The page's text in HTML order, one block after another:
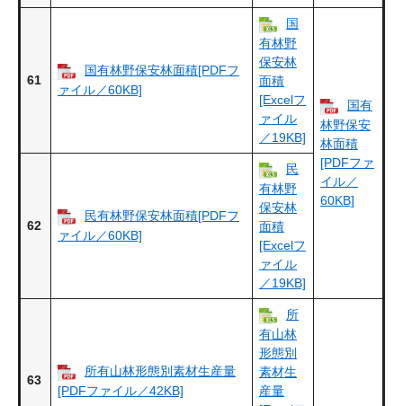
61
国有林野保安林面積[PDFフ
ァイル／60KB]
国
有林野
保安林
面積
[Excelフ
ァイル
／19KB]
国有
林野保安
林面積
[PDFファ
イル／
60KB]
62
民有林野保安林面積[PDFフ
ァイル／60KB]
民
有林野
保安林
面積
[Excelフ
ァイル
／19KB]
63
所有山林形態別素材生産量
[PDFファイル／42KB]
所
有山林
形態別
素材生
産量